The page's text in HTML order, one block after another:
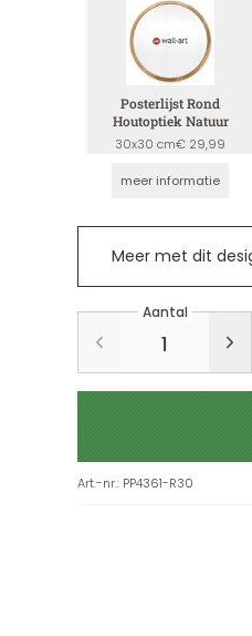
Posterlijst Rond
Houtoptiek Natuur
30x30 cm€ 29,99
meer informatie
Meer met dit
Aantal
Art.-nr.: PP4361-R30